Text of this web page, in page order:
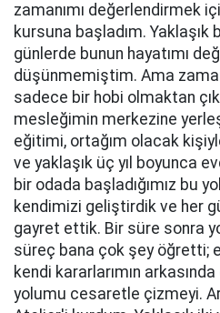
zamanımı değerlendirmek
kursuna başladım. Yaklaşık
günlerde bunun hayatımı
düşünmemiştim. Ama
sadece bir hobi olmaktan
mesleğimin merkezine
eğitimi, ortağım olacak
ve yaklaşık üç yıl boyunca
bir odada başladığımız bu
kendimizi geliştirdik ve her
gayret ettik. Bir süre sonra
süreç bana çok şey öğretti;
kendi kararlarımın
yolumu cesaretle çizmeyi.